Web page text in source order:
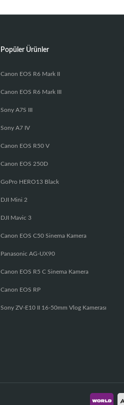
Popüler Ürünler
Canon EOS R6 Mark II
Canon EOS R6 Mark III
Sony A7S III
Sony A7 IV
Canon EOS R50 V
Canon EOS 250D
GoPro HERO13 Black
DJI Mini 2
DJI Mavic 3
Canon EOS C50 Sinema Kamera
Panasonic AG-UX90
Canon EOS R5 C Sinema Kamera
Canon EOS RP
Sony ZV-E10 II 16-50mm Vlog Kamerası